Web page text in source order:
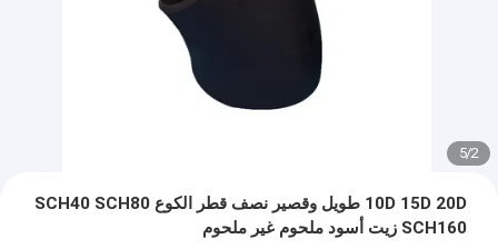
2
/
5
10D 15D 20D طويل وقصير نصف قطر الكوع SCH40 SCH80
SCH160 زيت أسود ملحوم غير ملحوم